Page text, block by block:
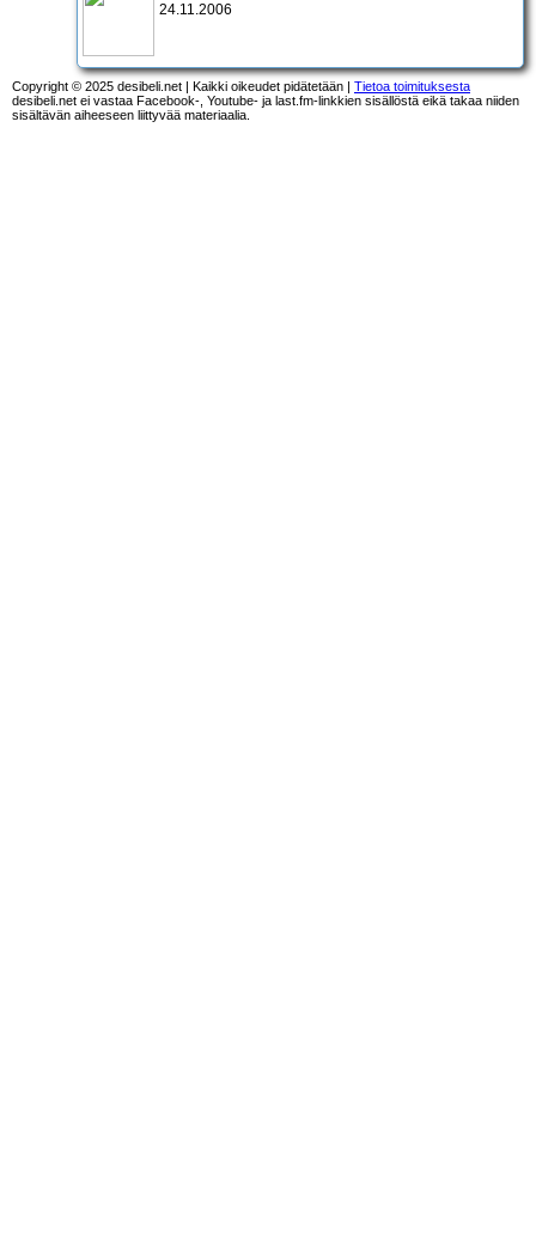
24.11.2006
Copyright © 2025 desibeli.net | Kaikki oikeudet pidätetään | Tietoa toimituksesta
desibeli.net ei vastaa Facebook-, Youtube- ja last.fm-linkkien sisällöstä eikä takaa niiden
sisältävän aiheeseen liittyvää materiaalia.